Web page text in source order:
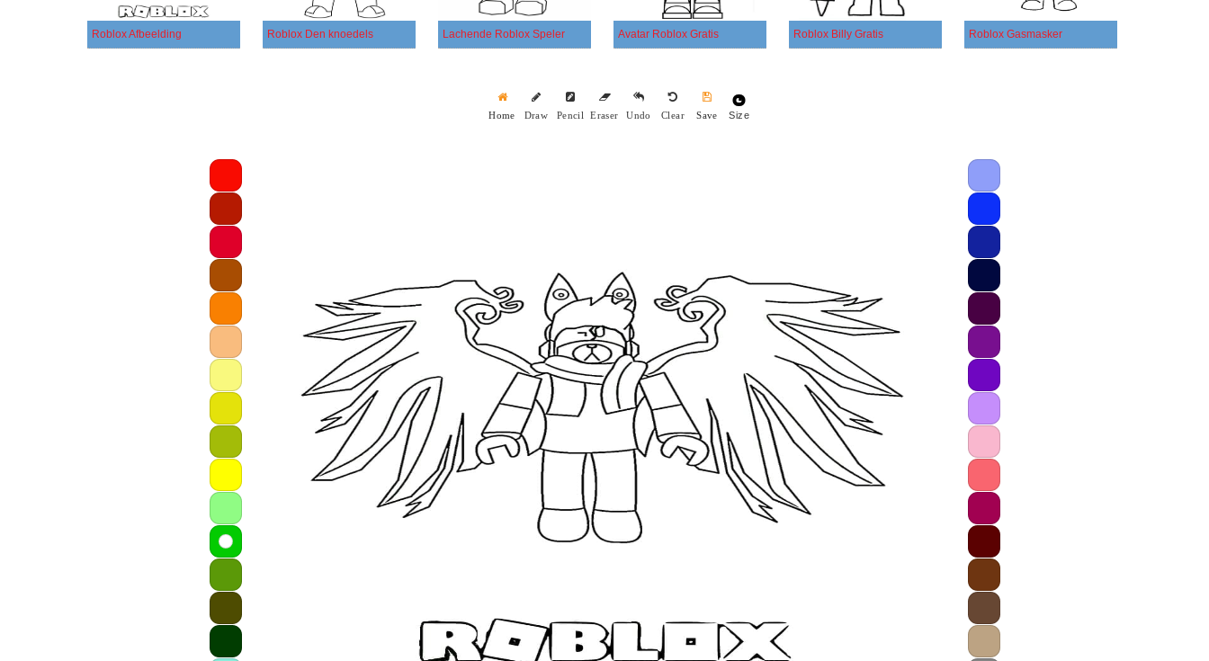
Roblox Afbeelding Roblox Den knoedels Lachende Roblox Speler Avatar Roblox Gratis Roblox Billy Gratis Roblox Gasmasker
Home Draw Pencil Eraser Undo Clear Save Size